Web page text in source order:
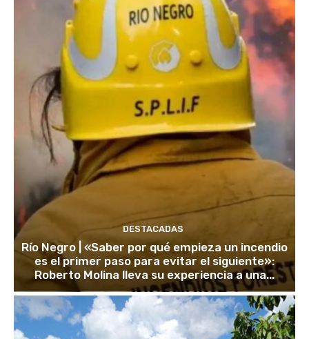
DESTACADAS
Río Negro | «Saber por qué empieza un incendio
es el primer paso para evitar el siguiente»:
Roberto Molina lleva su experiencia a una...